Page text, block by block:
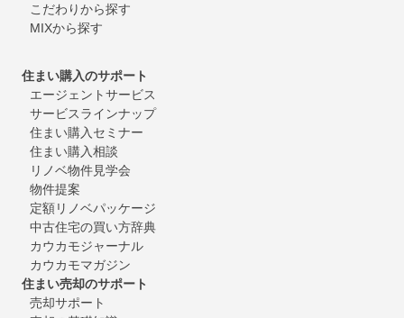
こだわりから探す
MIXから探す
住まい購入のサポート
エージェントサービス
サービスラインナップ
住まい購入セミナー
住まい購入相談
リノベ物件見学会
物件提案
定額リノベパッケージ
中古住宅の買い方辞典
カウカモジャーナル
カウカモマガジン
住まい売却のサポート
売却サポート